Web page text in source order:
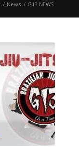
/ News / G13 NEWS